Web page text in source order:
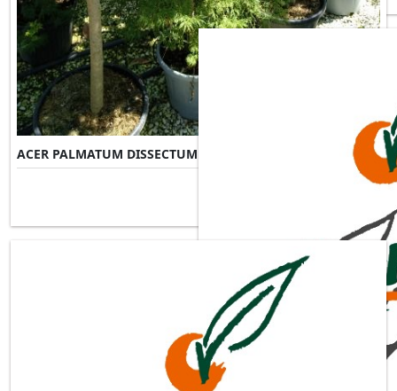
ACER PALMATUM DISSECTUM VIRIDIS